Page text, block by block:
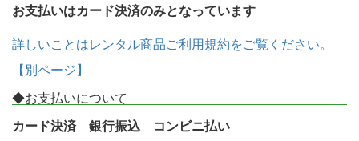
お支払いはカード決済のみとなっています
詳しいことはレンタル商品ご利用規約をご覧ください。
【別ページ】
◆お支払いについて
カード決済 銀行振込 コンビニ払い